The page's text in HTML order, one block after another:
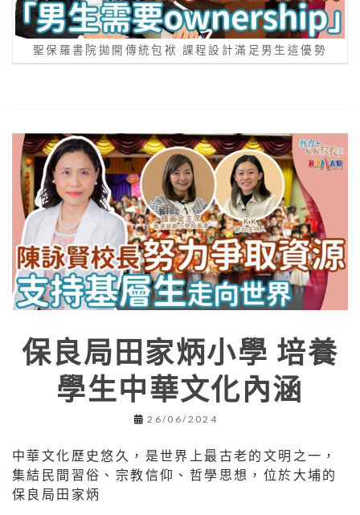
聖保羅書院拋開傳統包袱 課程設計滿足男生這優勢
保良局田家炳小學 培養
學生中華文化內涵
26/06/2024
中華文化歷史悠久，是世界上最古老的文明之一，
集結民間習俗、宗教信仰、哲學思想，位於大埔的
保良局田家炳